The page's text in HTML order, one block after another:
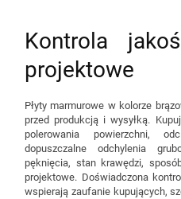
Kontrola
projektowe
Płyty marmurowe w kolorze
przed produkcją i wysyłką.
polerowania powierzchni,
dopuszczalne odchylenia
pęknięcia, stan krawędzi,
projektowe. Doświadczona
wspierają zaufanie kupujących,